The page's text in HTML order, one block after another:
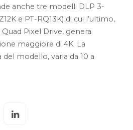
anche tre modelli DLP 3-
e PT-RQ13K) di cui l’ultimo,
Pixel Drive, genera
maggiore di 4K. La
modello, varia da 10 a